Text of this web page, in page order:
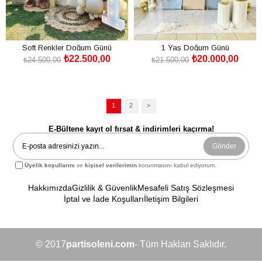
sevdiklerinizle birlikte keyifle kutlamak için profesyonel bir destek
almanın rahatlığını yaşayın. Bizimle iletişime geçerek hayalinizdeki 1
yaş doğum günü organizasyonuiçin ilk adımı atın.
Soft Renkler Doğum Günü
Organizasyon Paketi
₺22.500,00
₺24.500,00
1 Yaş Doğum Günü
Organizasyonu
₺20.000,00
₺21.500,00
1 2 >
E-Bültene kayıt ol fırsat & indirimleri kaçırma!
Gönder
Üyelik koşullarını vekişisel verilerimin korunmasını kabul ediyorum.
HakkımızdaGizlilik & GüvenlikMesafeli Satış Sözleşmesi
İptal ve İade Koşullarıİletişim Bilgileri
© 2017partisoleni.com- Tüm Hakları Saklıdır.